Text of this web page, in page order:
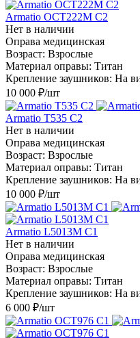
Armatio OCT222M С2
Нет в наличии
Оправа медицинская
Возраст: Взрослые
Материал оправы: Титан
Крепление заушников: На
10 000 ₽/шт
Armatio T535 С2
Нет в наличии
Оправа медицинская
Возраст: Взрослые
Материал оправы: Титан
Крепление заушников: На
10 000 ₽/шт
Armatio L5013M С1
Нет в наличии
Оправа медицинская
Возраст: Взрослые
Материал оправы: Титан
Крепление заушников: На
6 000 ₽/шт